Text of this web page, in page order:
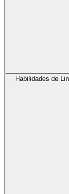
Habilidades de